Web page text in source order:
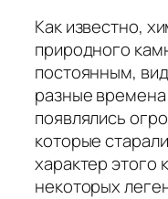
Как известно,
природного
постоянным,
разные
появлялись
которые
характер этого
некоторых